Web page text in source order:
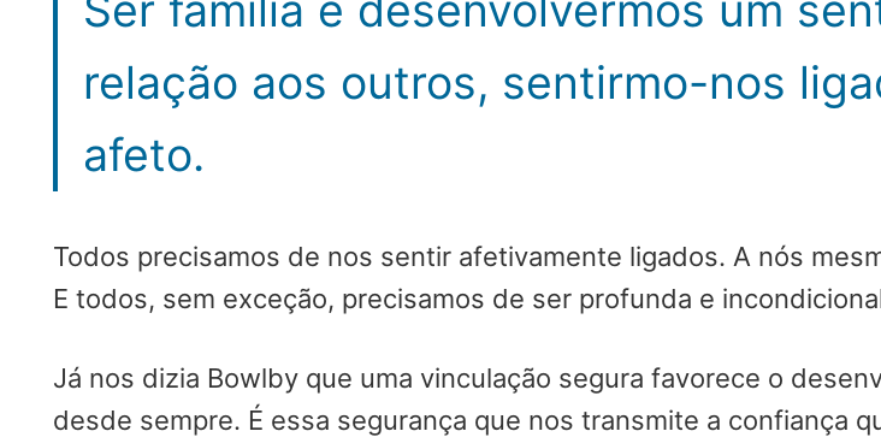
relação aos outros, sentirmo-nos
afeto.
Todos precisamos de nos sentir afetivamente ligados. A nós
E todos, sem exceção, precisamos de ser profunda e
Já nos dizia Bowlby que uma vinculação segura favorece o
desde sempre. É essa segurança que nos transmite a confiança